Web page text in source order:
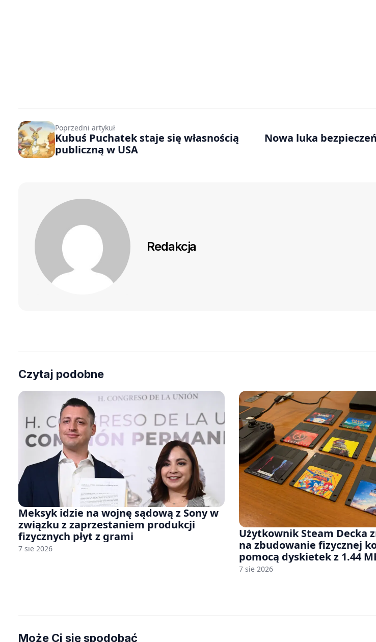
Poprzedni artykuł
Kubuś Puchatek staje się własnością
publiczną w USA
Nowa luka
Redakcja
Czytaj podobne
Meksyk idzie na wojnę sądową z Sony w
związku z zaprzestaniem produkcji
fizycznych płyt z grami
7 sie 2026
Użytkownik Steam Decka
na zbudowanie fizycznej
pomocą dyskietek z 1.44
7 sie 2026
Może Ci się spodobać